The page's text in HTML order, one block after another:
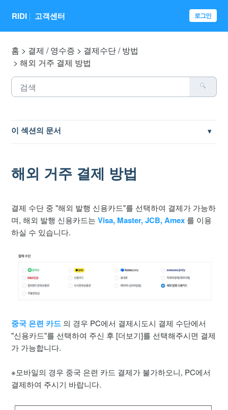
RIDI 고객센터 로그인
홈 결제 / 영수증
결제수단 / 방법
해외 거주 결제 방법
이 섹션의 문서
문화 상품권 / 도서 상품권 등으로 작품 결제
문화누리카드 이용 방법
해외 거주 결제 방법
전자책 선물하기 방법
리디페이 이용 가이드
법
신규 가입 축하 쿠폰 사용 방법
결제하고 바로보기 이용 방법
해외 거주 결제 방법
결제 수단 중 "해외 발행 신용카드"를 선택하여 결제가 가능하
며, 해외 발행 신용카드는Visa, Master, JCB, Amex 를 이용
하실 수 있습니다.
중국 은련 카드 의 경우 PC에서 결제시도시 결제 수단에서
"신용카드"를 선택하여 주신 후 [더보기]를 선택해주시면 결제
가 가능합니다.
※모바일의 경우 중국 은련 카드 결제가 불가하오니, PC에서
결제하여 주시기 바랍니다.